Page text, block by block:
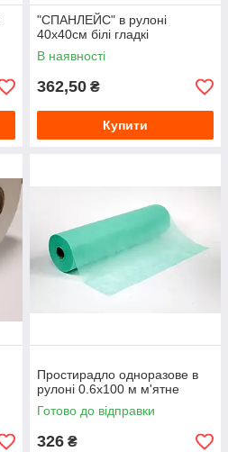
"СПАНЛЕЙС" в рулоні
40х40см білі гладкі
В наявності
362,50 ₴
Купити
Простирадло одноразове в
рулоні 0.6х100 м м'ятне
Готово до відправки
326 ₴